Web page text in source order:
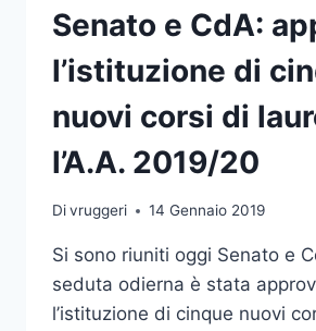
PROTEZIONE
DEI
DATI
PERSONALI
Senato e CdA:
l’istituzione di
nuovi corsi di
l’A.A. 2019/20
Divruggeri 14 Gennaio 2019
Si sono riuniti oggi Senato e
seduta odierna è stata
l’istituzione di cinque nuovi